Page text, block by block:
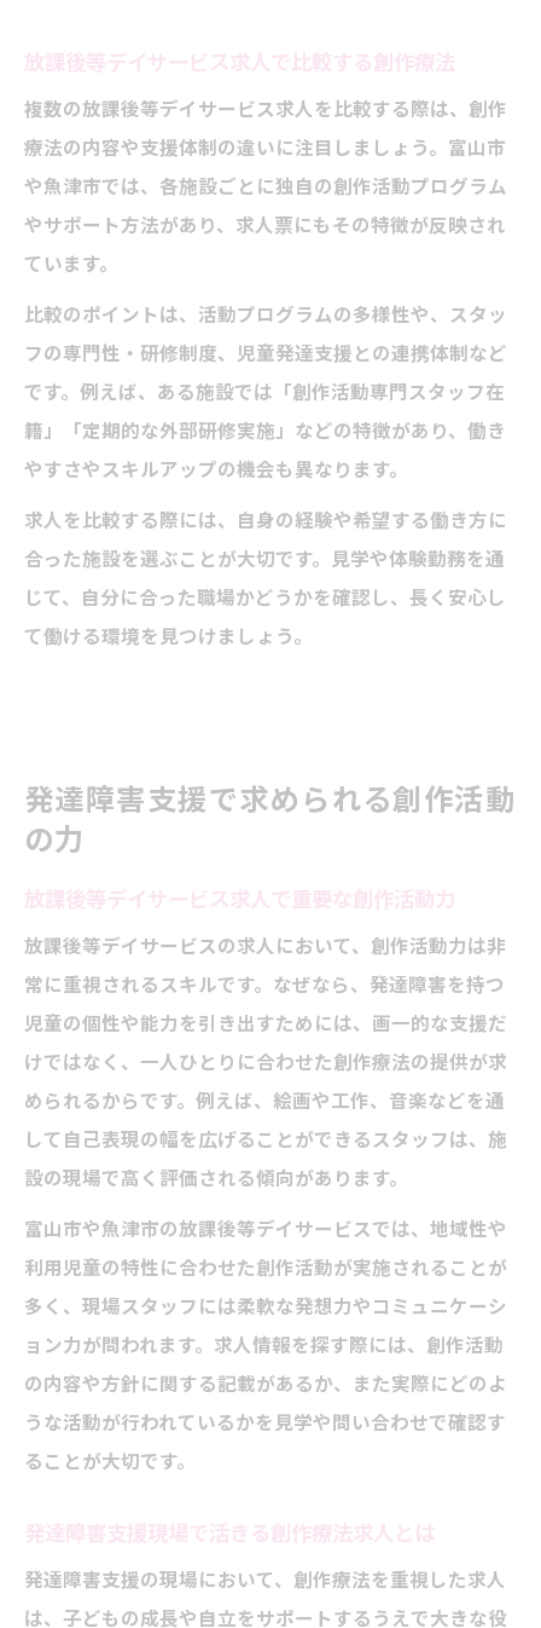
放課後等デイサービス求人で比較する創作療法
複数の放課後等デイサービス求人を比較する際は、創作
療法の内容や支援体制の違いに注目しましょう。富山市
や魚津市では、各施設ごとに独自の創作活動プログラム
やサポート方法があり、求人票にもその特徴が反映され
ています。
比較のポイントは、活動プログラムの多様性や、スタッ
フの専門性・研修制度、児童発達支援との連携体制など
です。例えば、ある施設では「創作活動専門スタッフ在
籍」「定期的な外部研修実施」などの特徴があり、働き
やすさやスキルアップの機会も異なります。
求人を比較する際には、自身の経験や希望する働き方に
合った施設を選ぶことが大切です。見学や体験勤務を通
じて、自分に合った職場かどうかを確認し、長く安心し
て働ける環境を見つけましょう。
発達障害支援で求められる創作活動
の力
放課後等デイサービス求人で重要な創作活動力
放課後等デイサービスの求人において、創作活動力は非
常に重視されるスキルです。なぜなら、発達障害を持つ
児童の個性や能力を引き出すためには、画一的な支援だ
けではなく、一人ひとりに合わせた創作療法の提供が求
められるからです。例えば、絵画や工作、音楽などを通
して自己表現の幅を広げることができるスタッフは、施
設の現場で高く評価される傾向があります。
富山市や魚津市の放課後等デイサービスでは、地域性や
利用児童の特性に合わせた創作活動が実施されることが
多く、現場スタッフには柔軟な発想力やコミュニケーシ
ョン力が問われます。求人情報を探す際には、創作活動
の内容や方針に関する記載があるか、また実際にどのよ
うな活動が行われているかを見学や問い合わせで確認す
ることが大切です。
発達障害支援現場で活きる創作療法求人とは
発達障害支援の現場において、創作療法を重視した求人
は、子どもの成長や自立をサポートするうえで大きな役